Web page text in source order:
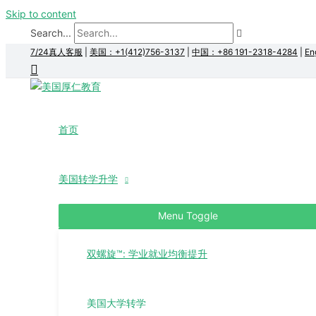
Skip to content
Search...
7/24真人客服 美国：+1(412)756-3137 中国：+86 191-2318-4284
首页
美国转学升学
Menu Toggle
双螺旋™: 学业就业均衡提升
美国大学转学